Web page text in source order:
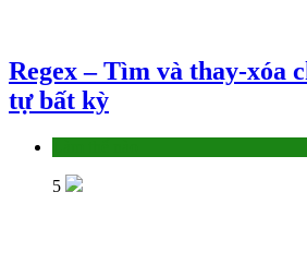
Regex – Tìm và thay-xóa
tự bất kỳ
5